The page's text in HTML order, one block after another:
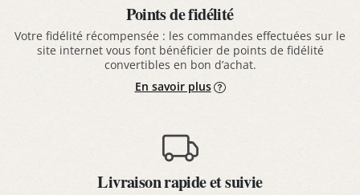
Points de fidélité
Votre fidélité récompensée : les commandes effectuées sur le
site internet vous font bénéficier de points de fidélité
convertibles en bon d’achat.
En savoir plus
Livraison rapide et suivie